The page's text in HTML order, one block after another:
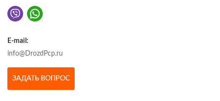
E-mail:
info@DrozdPcp.ru
ЗАДАТЬ ВОПРОС